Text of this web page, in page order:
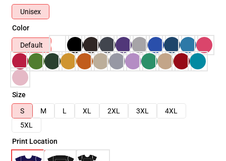
Unisex
Color
Default
Size
S
M L XL 2XL 3XL
4XL
5XL
Print Location